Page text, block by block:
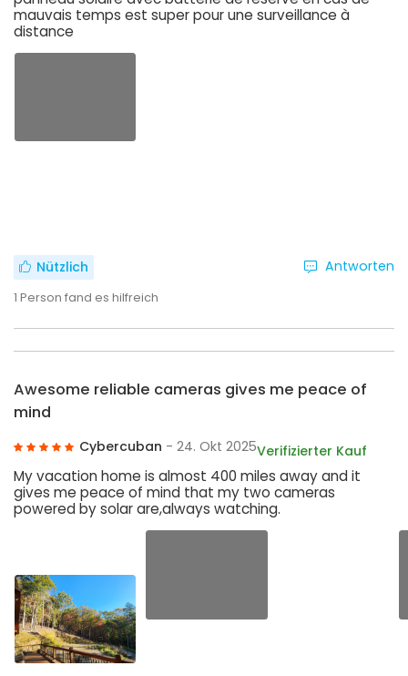
mauvais temps est super pour une surveillance à
distance
Nützlich
1 Person fand es hilfreich
Antworten
Awesome reliable cameras gives me peace of
mind
Cybercuban - 24. Okt 2025Verifizierter Kauf
My vacation home is almost 400 miles away and it
gives me peace of mind that my two cameras
powered by solar are,always watching.